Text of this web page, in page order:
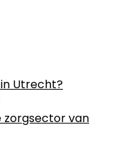
Utrecht?
zorgsector van